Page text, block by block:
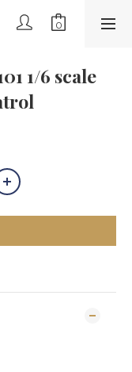
1/6 scale